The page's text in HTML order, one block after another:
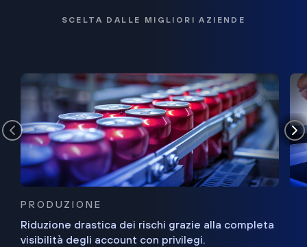
SCELTA DALLE MIGLIORI AZIENDE
PRODUZIONE
Riduzione drastica dei rischi grazie alla completa
visibilità degli account con privilegi.